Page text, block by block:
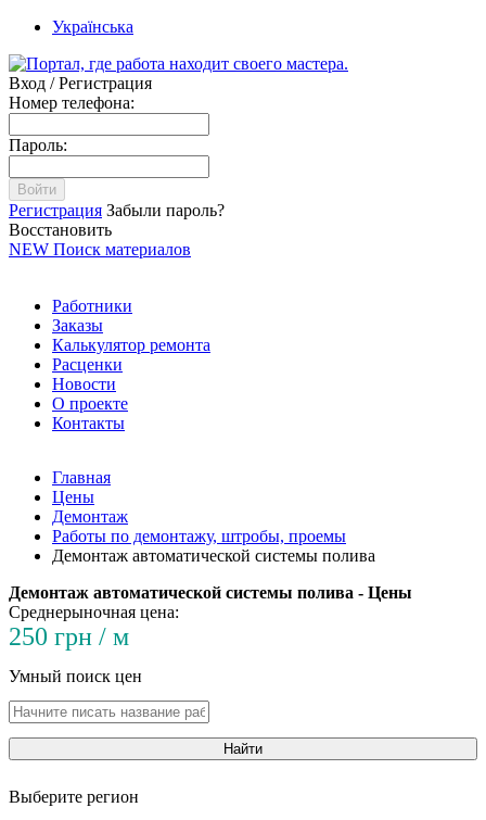
Українська
Вход / Регистрация
Номер телефона:
Пароль:
Войти
Регистрация Забыли пароль?
Восстановить
NEW Поиск материалов
Работники
Заказы
Калькулятор ремонта
Расценки
Новости
О проекте
Контакты
Главная
Цены
Демонтаж
Работы по демонтажу, штробы, проемы
Демонтаж автоматической системы полива
Демонтаж автоматической системы полива - Цены
Среднерыночная цена:
250 грн / м
Умный поиск цен
Найти
Выберите регион